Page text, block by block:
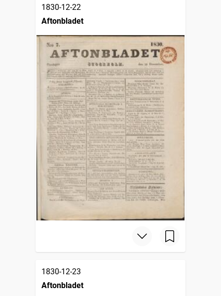
1830-12-22
Aftonbladet
1830-12-23
Aftonbladet